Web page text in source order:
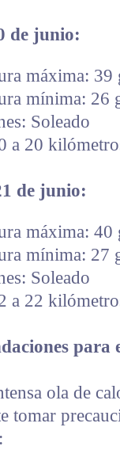
de junio:
máxima:
mínima: 26
Soleado
a 20
de junio:
máxima:
mínima: 27
Soleado
a 22
ola de
tomar